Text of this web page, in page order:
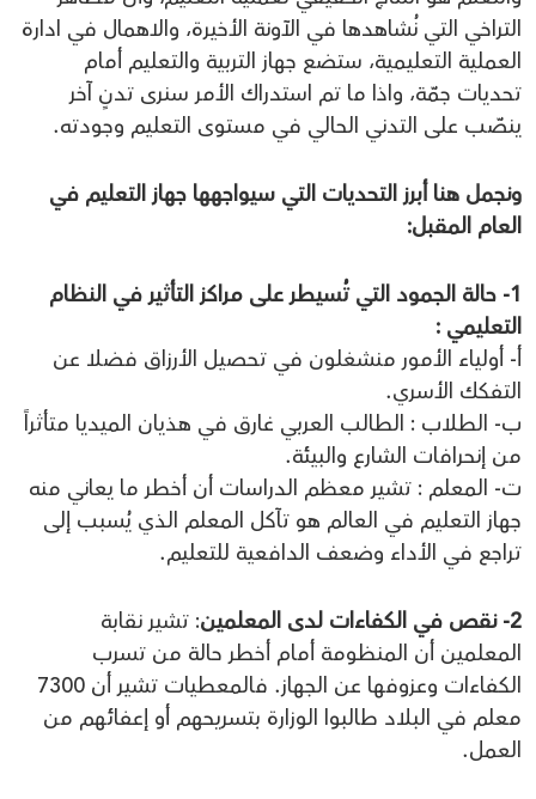
التراخي التي نُشاهدها في الآونة الأخيرة، والاهمال في ادارة
العملية التعليمية، ستضع جهاز التربية والتعليم أمام
تحديات جمّة، واذا ما تم استدراك الأمر سنرى تدنٍ آخر
ينصّب على التدني الحالي في مستوى التعليم وجودته.
ونجمل هنا أبرز التحديات التي سيواجهها جهاز التعليم في
العام المقبل:
1- حالة الجمود التي تُسيطر على مراكز التأثير في النظام
التعليمي :
أ- أولياء الأمور منشغلون في تحصيل الأرزاق فضلا عن
التفكك الأسري.
ب- الطلاب : الطالب العربي غارق في هذيان الميديا متأثراً
من إنحرافات الشارع والبيئة.
ت- المعلم : تشير معظم الدراسات أن أخطر ما يعاني منه
جهاز التعليم في العالم هو تآكل المعلم الذي يُسبب إلى
تراجع في الأداء وضعف الدافعية للتعليم.
2- نقص في الكفاءات لدى المعلمين
: تشير نقابة
المعلمين أن المنظومة أمام أخطر حالة من تسرب
الكفاءات وعزوفها عن الجهاز. فالمعطيات تشير أن 7300
معلم في البلاد طالبوا الوزارة بتسريحهم أو إعفائهم من
العمل.